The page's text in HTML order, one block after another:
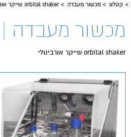
קטלוג מכשור מעבדה orbital shaker שייקר אורביטלי
מכשור מעבדה | orbital shaker שייקר אורביטלי
orbital shaker שייקר אורביטלי